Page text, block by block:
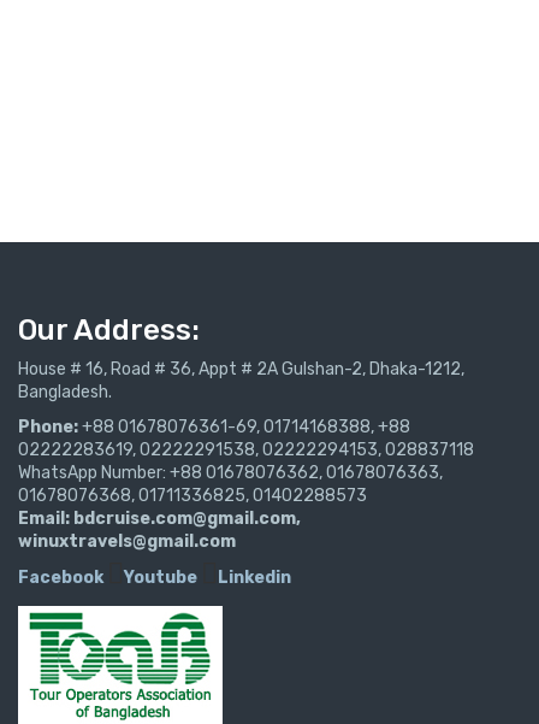
Our Address:
House # 16, Road # 36, Appt # 2A Gulshan-2, Dhaka-1212,
Bangladesh.
Phone:+88 01678076361-69, 01714168388, +88
02222283619, 02222291538, 02222294153, 028837118
WhatsApp Number: +88 01678076362, 01678076363,
01678076368, 01711336825, 01402288573
Email: bdcruise.com@gmail.com,
winuxtravels@gmail.com
Facebook
Youtube Linkedin